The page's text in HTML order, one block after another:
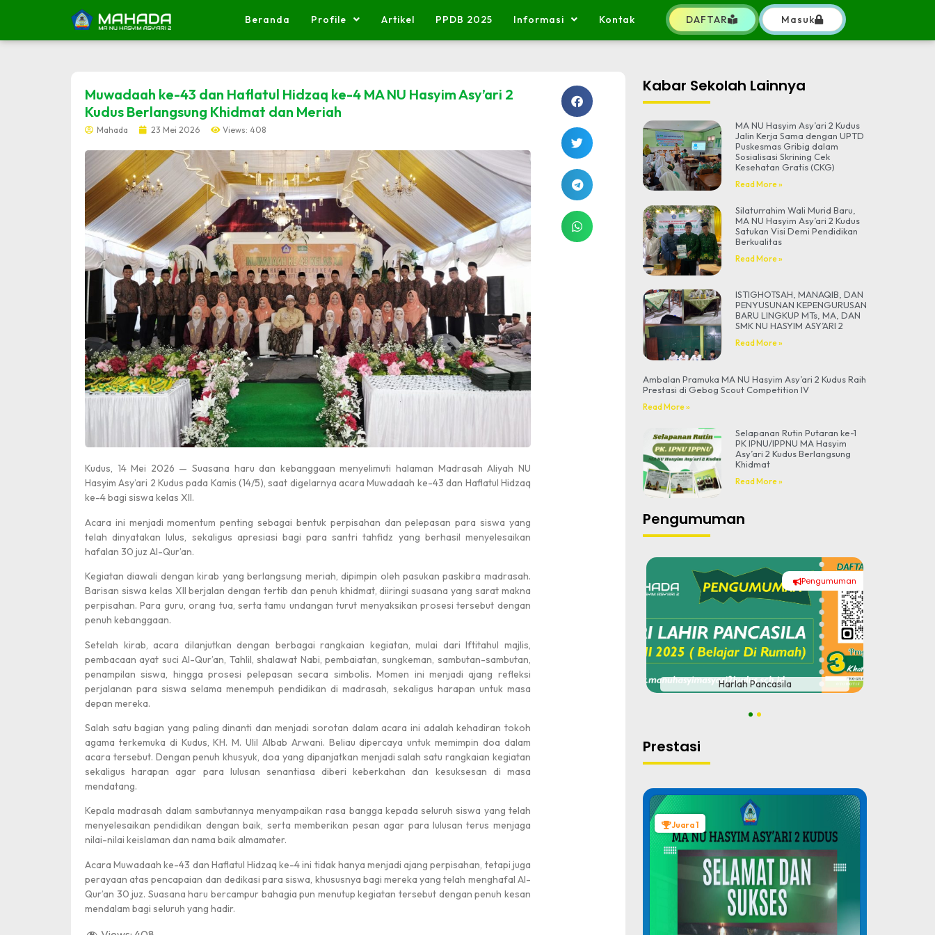
Beranda Profile Artikel PPDB 2025 Informasi Kontak DAFTAR Masuk
Muwadaah ke-43 dan Haflatul Hidzaq ke-4 MA NU Hasyim Asy’ari 2
Kudus Berlangsung Khidmat dan Meriah
Mahada 23 Mei 2026 Views: 408
Kudus, 14 Mei 2026 — Suasana haru dan kebanggaan menyelimuti halaman Madrasah Aliyah NU
Hasyim Asy’ari 2 Kudus pada Kamis (14/5), saat digelarnya acara Muwadaah ke-43 dan Haflatul Hidzaq
ke-4 bagi siswa kelas XII.
Acara ini menjadi momentum penting sebagai bentuk perpisahan dan pelepasan para siswa yang
telah dinyatakan lulus, sekaligus apresiasi bagi para santri tahfidz yang berhasil menyelesaikan
hafalan 30 juz Al-Qur’an.
Kegiatan diawali dengan kirab yang berlangsung meriah, dipimpin oleh pasukan paskibra madrasah.
Barisan siswa kelas XII berjalan dengan tertib dan penuh khidmat, diiringi suasana yang sarat makna
perpisahan. Para guru, orang tua, serta tamu undangan turut menyaksikan prosesi tersebut dengan
penuh kebanggaan.
Setelah kirab, acara dilanjutkan dengan berbagai rangkaian kegiatan, mulai dari Iftitahul majlis,
pembacaan ayat suci Al-Qur’an, Tahlil, shalawat Nabi, pembaiatan, sungkeman, sambutan-sambutan,
penampilan siswa, hingga prosesi pelepasan secara simbolis. Momen ini menjadi ajang refleksi
perjalanan para siswa selama menempuh pendidikan di madrasah, sekaligus harapan untuk masa
depan mereka.
Salah satu bagian yang paling dinanti dan menjadi sorotan dalam acara ini adalah kehadiran tokoh
agama terkemuka di Kudus, KH. M. Ulil Albab Arwani. Beliau dipercaya untuk memimpin doa dalam
acara tersebut. Dengan penuh khusyuk, doa yang dipanjatkan menjadi salah satu rangkaian kegiatan
sekaligus harapan agar para lulusan senantiasa diberi keberkahan dan kesuksesan di masa
mendatang.
Kepala madrasah dalam sambutannya menyampaikan rasa bangga kepada seluruh siswa yang telah
menyelesaikan pendidikan dengan baik, serta memberikan pesan agar para lulusan terus menjaga
nilai-nilai keislaman dan nama baik almamater.
Acara Muwadaah ke-43 dan Haflatul Hidzaq ke-4 ini tidak hanya menjadi ajang perpisahan, tetapi juga
perayaan atas pencapaian dan dedikasi para siswa, khususnya bagi mereka yang telah menghafal Al-
Qur’an 30 juz. Suasana haru bercampur bahagia pun menutup kegiatan tersebut dengan penuh kesan
mendalam bagi seluruh yang hadir.
Kabar Sekolah Lainnya
MA NU Hasyim Asy’ari 2 Kudus
Jalin Kerja Sama dengan UPTD
Puskesmas Gribig dalam
Sosialisasi Skrining Cek
Kesehatan Gratis (CKG)
Read More »
Silaturrahim Wali Murid Baru,
MA NU Hasyim Asy’ari 2 Kudus
Satukan Visi Demi Pendidikan
Berkualitas
Read More »
ISTIGHOTSAH, MANAQIB, DAN
PENYUSUNAN KEPENGURUSAN
BARU LINGKUP MTs, MA, DAN
SMK NU HASYIM ASY’ARI 2
Read More »
Ambalan Pramuka MA NU Hasyim Asy’ari 2 Kudus Raih
Prestasi di Gebog Scout Competition IV
Read More »
Selapanan Rutin Putaran ke-1
PK IPNU/IPPNU MA Hasyim
Asy’ari 2 Kudus Berlangsung
Khidmat
Read More »
Pengumuman
Pengumuman
Harlah Pancasila Acara Do'a Arofah
Pengumuman
#
Harlah Pancasila
Prestasi
Juara 1 Juara 1 Juara 1